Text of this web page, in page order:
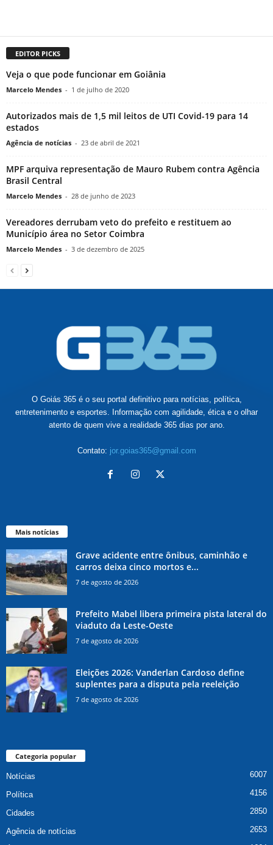
EDITOR PICKS
Veja o que pode funcionar em Goiânia
Marcelo Mendes - 1 de julho de 2020
Autorizados mais de 1,5 mil leitos de UTI Covid-19 para 14
estados
Agência de notícias - 23 de abril de 2021
MPF arquiva representação de Mauro Rubem contra Agência
Brasil Central
Marcelo Mendes - 28 de junho de 2023
Vereadores derrubam veto do prefeito e restituem ao
Município área no Setor Coimbra
Marcelo Mendes - 3 de dezembro de 2025
O Goiás 365 é o seu portal definitivo para notícias, política,
entretenimento e esportes. Informação com agilidade, ética e o olhar
atento de quem vive a realidade 365 dias por ano.
Contato: jor.goias365@gmail.com
Mais notícias
Grave acidente entre ônibus, caminhão e
carros deixa cinco mortos e...
7 de agosto de 2026
Prefeito Mabel libera primeira pista lateral do
viaduto da Leste-Oeste
7 de agosto de 2026
Eleições 2026: Vanderlan Cardoso define
suplentes para a disputa pela reeleição
7 de agosto de 2026
Categoria popular
Notícias 6007
Política 4156
Cidades 2850
Agência de notícias
2653